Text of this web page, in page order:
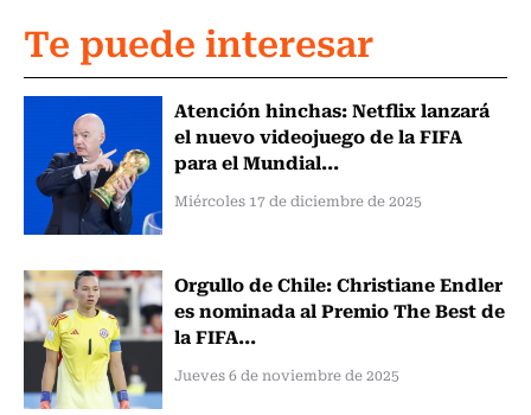
Te puede interesar
Atención hinchas: Netflix lanzará
el nuevo videojuego de la FIFA
para el Mundial...
Miércoles 17 de diciembre de 2025
Orgullo de Chile: Christiane Endler
es nominada al Premio The Best de
la FIFA...
Jueves 6 de noviembre de 2025